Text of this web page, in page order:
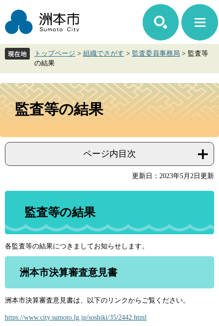
ジ
先
ュ
を
て
本
トップページ > 組織でさがす > 監査委員事務局 > 監査等
の結果
本
文
監査等の結果
ページ内目次
更新日：2023年5月2日更新
監査等の結果
各監査等の結果につきましてお知らせします。
洲本市決算審査意見書
洲本市決算審査意見書は、以下のリンクからご覧ください。
https://www.city.sumoto.lg.jp/soshiki/35/2442.html